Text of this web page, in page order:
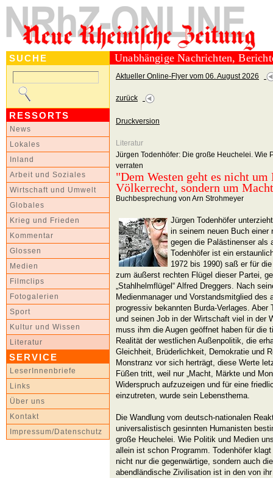
SUCHE
RESSORTS
News
Lokales
Inland
Arbeit und Soziales
Wirtschaft und Umwelt
Globales
Krieg und Frieden
Kommentar
Glossen
Medien
Filmclips
Fotogalerien
Sport
Kultur und Wissen
Literatur
SERVICE
LeserInnenbriefe
Links
Über uns
Kontakt
Impressum/Datenschutz
Unabhängige Nachrichten,
Aktueller Online-Flyer vom 06. August 2026
zurück
Druckversion
Literatur
Jürgen Todenhöfer: Die große Heuchelei. Wie
verraten
"Dem Westen geht es nicht um
Völkerrecht, sondern um
Buchbesprechung von Arn Strohmeyer
Jürgen Todenhöfer
in seinem neuen Buch einer
gegen die Palästinenser als
Todenhöfer ist ein
1972 bis 1990) saß er für
zum äußerst rechten Flügel dieser Partei,
„Stahlhelmflügel“ Alfred Dreggers. Nach
Medienmanager und Vorstandsmitglied
progressiv bekannten Burda-Verlages. Aber
und seinen Job in der Wirtschaft viel in der
muss ihm die Augen geöffnet haben für die
Realität der westlichen Außenpolitik, die
Gleichheit, Brüderlichkeit, Demokratie und
Monstranz vor sich herträgt, diese Werte
Füßen tritt, weil nur „Macht, Märkte und
Widerspruch aufzuzeigen und für eine
einzutreten, wurde sein Lebensthema.
Die Wandlung vom deutsch-nationalen
universalistisch gesinnten Humanisten
große Heuchelei. Wie Politik und Medien
allein ist schon Programm. Todenhöfer
nicht nur die gegenwärtige, sondern auch
abendländische Zivilisation ist in den von